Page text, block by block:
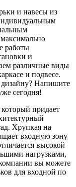
и навесы из
работы
и
различные виды
и подвесе.
Напишите
сегодня!
придает
Хрупкая на
входную зону
высокой
нагрузками,
вы можете
для входной по